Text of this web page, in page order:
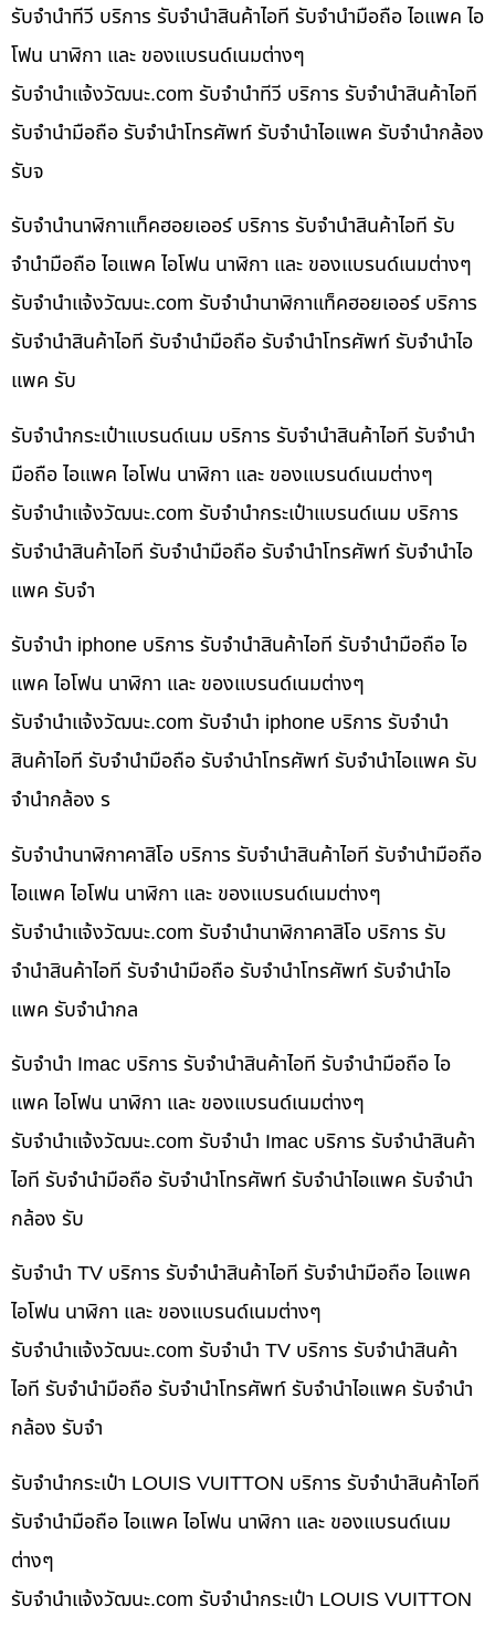
รับจำนำทีวี บริการ รับจำนำสินค้าไอที รับจำนำมือถือ ไอแพค ไอ
โฟน นาฬิกา และ ของแบรนด์เนมต่างๆ
รับจํานําแจ้งวัฒนะ.com รับจำนำทีวี บริการ รับจำนำสินค้าไอที
รับจำนำมือถือ รับจำนำโทรศัพท์ รับจำนำไอแพค รับจำนำกล้อง
รับจ
รับจำนำนาฬิกาแท็คฮอยเออร์ บริการ รับจำนำสินค้าไอที รับ
จำนำมือถือ ไอแพค ไอโฟน นาฬิกา และ ของแบรนด์เนมต่างๆ
รับจํานําแจ้งวัฒนะ.com รับจำนำนาฬิกาแท็คฮอยเออร์ บริการ
รับจำนำสินค้าไอที รับจำนำมือถือ รับจำนำโทรศัพท์ รับจำนำไอ
แพค รับ
รับจำนำกระเป๋าแบรนด์เนม บริการ รับจำนำสินค้าไอที รับจำนำ
มือถือ ไอแพค ไอโฟน นาฬิกา และ ของแบรนด์เนมต่างๆ
รับจํานําแจ้งวัฒนะ.com รับจำนำกระเป๋าแบรนด์เนม บริการ
รับจำนำสินค้าไอที รับจำนำมือถือ รับจำนำโทรศัพท์ รับจำนำไอ
แพค รับจำ
รับจำนำ iphone บริการ รับจำนำสินค้าไอที รับจำนำมือถือ ไอ
แพค ไอโฟน นาฬิกา และ ของแบรนด์เนมต่างๆ
รับจํานําแจ้งวัฒนะ.com รับจำนำ iphone บริการ รับจำนำ
สินค้าไอที รับจำนำมือถือ รับจำนำโทรศัพท์ รับจำนำไอแพค รับ
จำนำกล้อง ร
รับจำนำนาฬิกาคาสิโอ บริการ รับจำนำสินค้าไอที รับจำนำมือถือ
ไอแพค ไอโฟน นาฬิกา และ ของแบรนด์เนมต่างๆ
รับจํานําแจ้งวัฒนะ.com รับจำนำนาฬิกาคาสิโอ บริการ รับ
จำนำสินค้าไอที รับจำนำมือถือ รับจำนำโทรศัพท์ รับจำนำไอ
แพค รับจำนำกล
รับจำนำ Imac บริการ รับจำนำสินค้าไอที รับจำนำมือถือ ไอ
แพค ไอโฟน นาฬิกา และ ของแบรนด์เนมต่างๆ
รับจํานําแจ้งวัฒนะ.com รับจำนำ Imac บริการ รับจำนำสินค้า
ไอที รับจำนำมือถือ รับจำนำโทรศัพท์ รับจำนำไอแพค รับจำนำ
กล้อง รับ
รับจำนำ TV บริการ รับจำนำสินค้าไอที รับจำนำมือถือ ไอแพค
ไอโฟน นาฬิกา และ ของแบรนด์เนมต่างๆ
รับจํานําแจ้งวัฒนะ.com รับจำนำ TV บริการ รับจำนำสินค้า
ไอที รับจำนำมือถือ รับจำนำโทรศัพท์ รับจำนำไอแพค รับจำนำ
กล้อง รับจำ
รับจำนำกระเป๋า LOUIS VUITTON บริการ รับจำนำสินค้าไอที
รับจำนำมือถือ ไอแพค ไอโฟน นาฬิกา และ ของแบรนด์เนม
ต่างๆ
รับจํานําแจ้งวัฒนะ.com รับจำนำกระเป๋า LOUIS VUITTON